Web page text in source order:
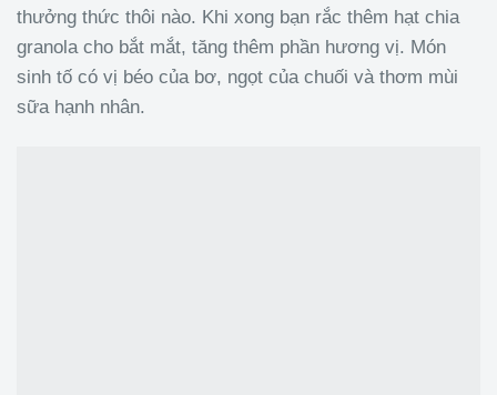
thưởng thức thôi nào. Khi xong bạn rắc thêm hạt chia
granola cho bắt mắt, tăng thêm phần hương vị. Món
sinh tố có vị béo của bơ, ngọt của chuối và thơm mùi
sữa hạnh nhân.